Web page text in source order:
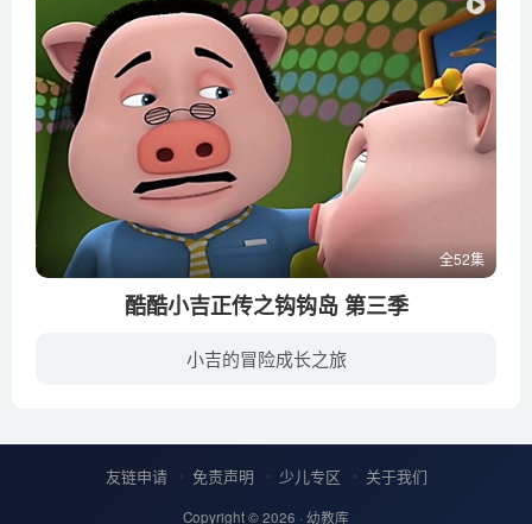
全52集
酷酷小吉正传之钩钩岛 第三季
小吉的冒险成长之旅
友链申请 免责声明 少儿专区 关于我们
Copyright © 2026 · 幼教库